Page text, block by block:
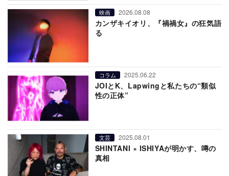
映画 2026.08.08
カンザキイオリ、『禍禍女』の狂気語
る
コラム 2025.06.22
JOIとK、Lapwingと私たちの“類似
性の正体”
文芸 2025.08.01
SHINTANI × ISHIYAが明かす、噂の
真相